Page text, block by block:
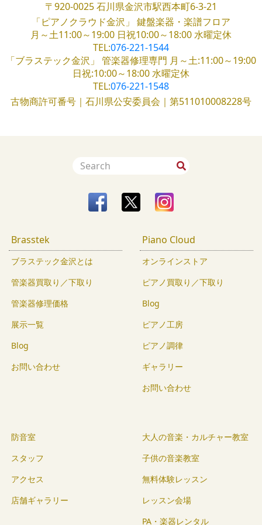
〒920-0025石川県金沢市駅西本町6-3-21
「ピアノクラウド金沢」 鍵盤楽器・楽譜フロア
月～土11:00～19:00 日祝10:00～18:00水曜定休
TEL:076-221-1544
「ブラステック金沢」 管楽器修理専門 月～土:11:00～19:00
日祝:10:00～18:00水曜定休
TEL:076-221-1548
古物商許可番号｜石川県公安委員会｜第511010008228号
Brasstek
ブラステック金沢とは
管楽器買取り／下取り
管楽器修理価格
展示一覧
Blog
お問い合わせ
Piano Cloud
オンラインストア
ピアノ買取り／下取り
Blog
ピアノ工房
ピアノ調律
ギャラリー
お問い合わせ
防音室
スタッフ
アクセス
店舗ギャラリー
大人の音楽・カルチャー教室
子供の音楽教室
無料体験レッスン
レッスン会場
PA・楽器レンタル